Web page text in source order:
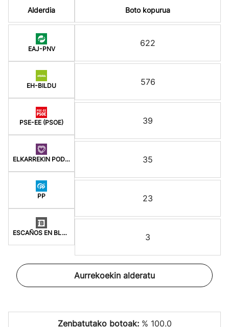
Alderdia
EAJ-PNV
EH-BILDU
PSE-EE (PSOE)
ELKARREKIN PODEMOS
PP
ESCAÑOS EN BLANCO
Boto kopurua
622
576
39
35
23
3
Aurrekoekin alderatu
Zenbatutako botoak: % 100.0